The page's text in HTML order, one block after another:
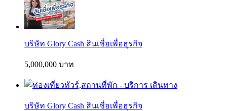
บริษัท Glory Cash สินเชื่อเพื่อธุรกิจ
5,000,000 บาท
บริษัท Glory Cash สินเชื่อเพื่อธุรกิจ